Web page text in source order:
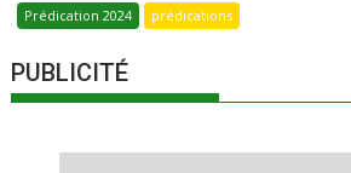
Prédication 2024 prédications
PUBLICITÉ